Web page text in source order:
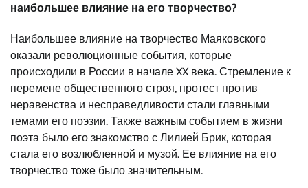
наибольшее влияние на его творчество?
Наибольшее влияние на творчество Маяковского
оказали революционные события, которые
происходили в России в начале XX века. Стремление к
перемене общественного строя, протест против
неравенства и несправедливости стали главными
темами его поэзии. Также важным событием в жизни
поэта было его знакомство с Лилией Брик, которая
стала его возлюбленной и музой. Ее влияние на его
творчество тоже было значительным.